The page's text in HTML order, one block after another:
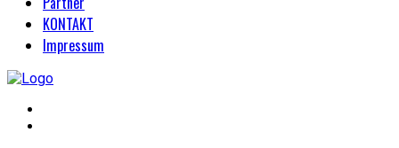
KONTAKT
Impressum